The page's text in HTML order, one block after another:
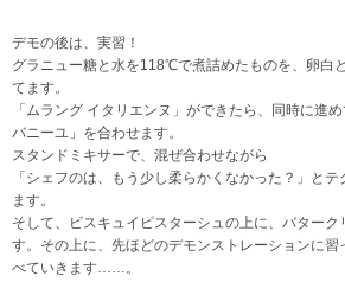
デモの後は、実習！
グラニュー糖と水を118℃で煮詰めたものを、卵白
てます。
「ムラング イタリエンヌ」ができたら、同時に進
バニーユ」を合わせます。
スタンドミキサーで、混ぜ合わせながら
「シェフのは、もう少し柔らかくなかった？」と
ます。
そして、ビスキュイピスターシュの上に、バターク
す。その上に、先ほどのデモンストレーションに習
べていきます……。